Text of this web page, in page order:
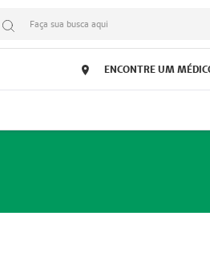
Faça sua busca aqui
ENCONTRE UM